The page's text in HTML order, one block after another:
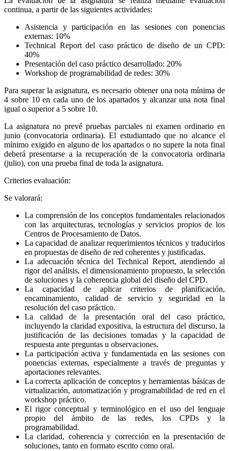
continua, a partir de las siguientes actividades:
Asistencia y participación en las sesiones con ponencias
externas: 10%
Technical Report del caso práctico de diseño de un CPD:
40%
Presentación del caso práctico desarrollado: 20%
Workshop de programabilidad de redes: 30%
Para superar la asignatura, es necesario obtener una nota mínima de
4 sobre 10 en cada uno de los apartados y alcanzar una nota final
igual o superior a 5 sobre 10.
La asignatura no prevé pruebas parciales ni examen ordinario en
junio (convocatoria ordinaria). El estudiantado que no alcance el
mínimo exigido en alguno de los apartados o no supere la nota final
deberá presentarse a la recuperación de la convocatoria ordinaria
(julio), con una prueba final de toda la asignatura.
Criterios evaluación:
Se valorará:
La comprensión de los conceptos fundamentales relacionados
con las arquitecturas, tecnologías y servicios propios de los
Centros de Procesamiento de Datos.
La capacidad de analizar requerimientos técnicos y traducirlos
en propuestas de diseño de red coherentes y justificadas.
La adecuación técnica del Technical Report, atendiendo al
rigor del análisis, el dimensionamiento propuesto, la selección
de soluciones y la coherencia global del diseño del CPD.
La capacidad de aplicar criterios de planificación,
encaminamiento, calidad de servicio y seguridad en la
resolución del caso práctico.
La calidad de la presentación oral del caso práctico,
incluyendo la claridad expositiva, la estructura del discurso, la
justificación de las decisiones tomadas y la capacidad de
respuesta ante preguntas u observaciones.
La participación activa y fundamentada en las sesiones con
ponencias externas, especialmente a través de preguntas y
aportaciones relevantes.
La correcta aplicación de conceptos y herramientas básicas de
virtualización, automatización y programabilidad de red en el
workshop práctico.
El rigor conceptual y terminológico en el uso del lenguaje
propio del ámbito de las redes, los CPDs y la
programabilidad.
La claridad, coherencia y corrección en la presentación de
soluciones, tanto en formato escrito como oral.